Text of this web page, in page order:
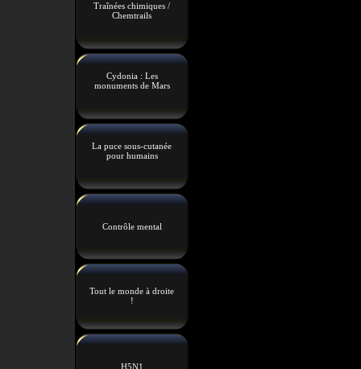
Traînées chimiques /
Chemtrails
Cydonia : Les
monuments de Mars
La puce sous-cutanée
pour humains
Contrôle mental
Tout le monde à droite
!
H5N1